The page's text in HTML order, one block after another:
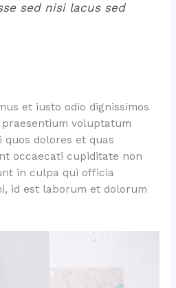
sed nisi lacus sed
et iusto odio dignissimos
voluptatum
dolores et quas
occaecati cupiditate non
in culpa qui officia
id est laborum et dolorum